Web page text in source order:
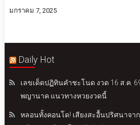
มกราคม 7, 2025
Daily Hot
เลขเด็ดปฏิทินคำชะโนด งวด 16 ส.ค.
พญานาค แนวทางหวยงวดนี้
หลอนทั้งคอนโด! เสียงสะอื้นปริศนาจา